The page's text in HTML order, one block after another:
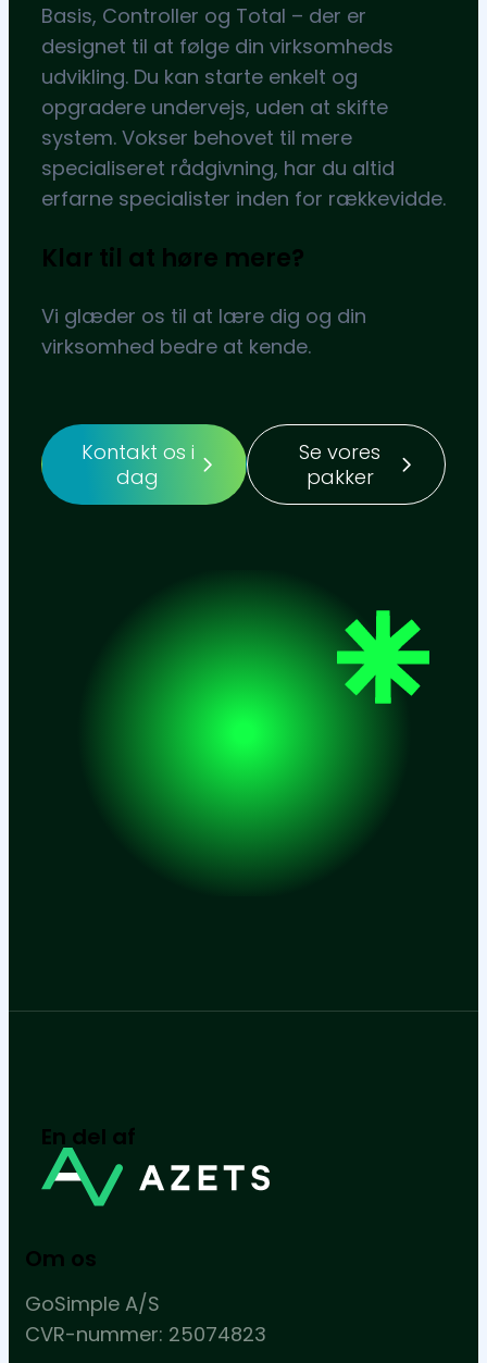
Basis, Controller og Total – der er
designet til at følge din virksomheds
udvikling. Du kan starte enkelt og
opgradere undervejs, uden at skifte
system. Vokser behovet til mere
specialiseret rådgivning, har du altid
erfarne specialister inden for rækkevidde.
Klar til at høre mere?
Vi glæder os til at lære dig og din
virksomhed bedre at kende.
Kontakt os i
dag
Se vores
pakker
En del af
Om os
GoSimple A/S
CVR-nummer: 25074823